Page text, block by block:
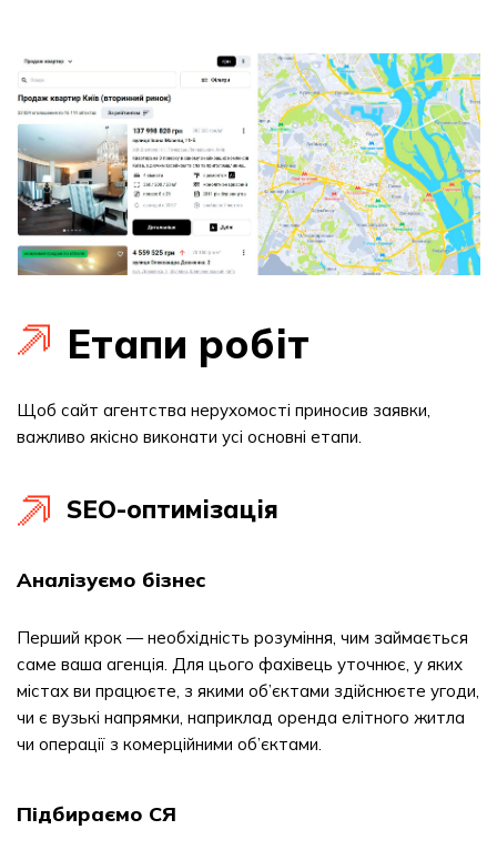
Етапи робіт
Щоб сайт агентства нерухомості приносив заявки,
важливо якісно виконати усі основні етапи.
SEO-оптимізація
Аналізуємо бізнес
Перший крок — необхідність розуміння, чим займається
саме ваша агенція. Для цього фахівець уточнює, у яких
містах ви працюєте, з якими об’єктами здійснюєте угоди,
чи є вузькі напрямки, наприклад оренда елітного житла
чи операції з комерційними об’єктами.
Підбираємо СЯ